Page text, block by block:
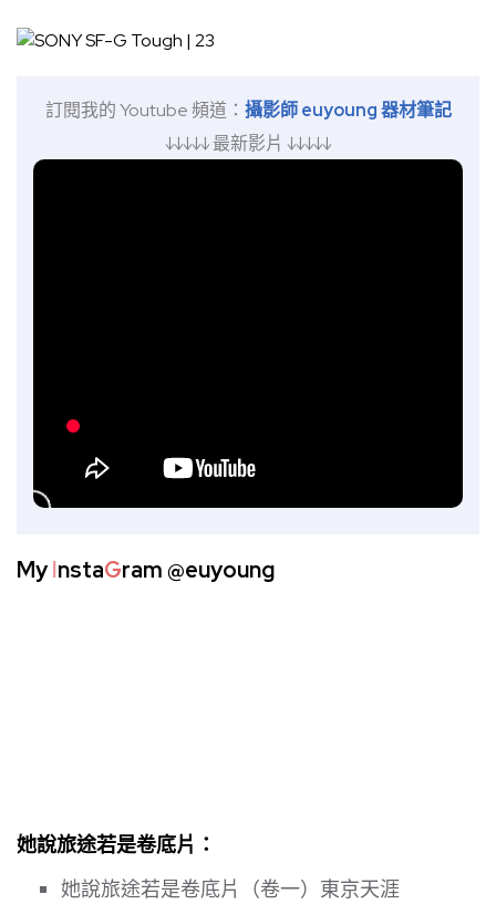
訂閱我的 Youtube 頻道： 攝影師 euyoung 器材筆記
↓↓↓↓↓ 最新影片 ↓↓↓↓↓
MyInstaGram@euyoung
她說旅途若是卷底片：
她說旅途若是卷底片（卷一）東京天涯